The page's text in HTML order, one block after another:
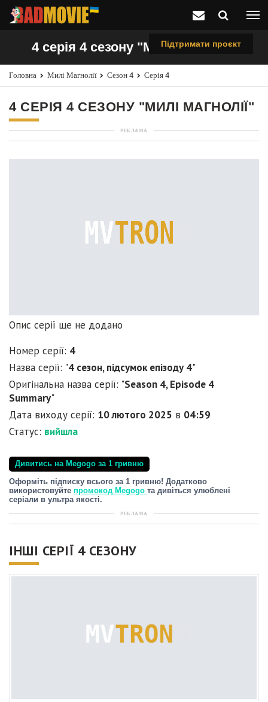
Підтримати проєкт
4 серія 4 сезону "Милі магнолії"
Головна Милі Магнолії Сезон 4 Серія 4
4 СЕРІЯ 4 СЕЗОНУ "МИЛІ МАГНОЛІЇ"
РЕКЛАМА
Опис серії ще не додано
Номер серії: 4
Назва серії: "4 сезон, підсумок епізоду 4"
Оригінальна назва серії: "Season 4, Episode 4
Summary"
Дата виходу серії: 10 лютого 2025 в 04:59
Статус: вийшла
Дивитись на Megogo за 1 гривню
Оформіть підписку всього за 1 гривню! Додатково
використовуйте промокод Megogo та дивіться улюблені
серіали в ультра якості.
РЕКЛАМА
ІНШІ СЕРІЇ 4 СЕЗОНУ